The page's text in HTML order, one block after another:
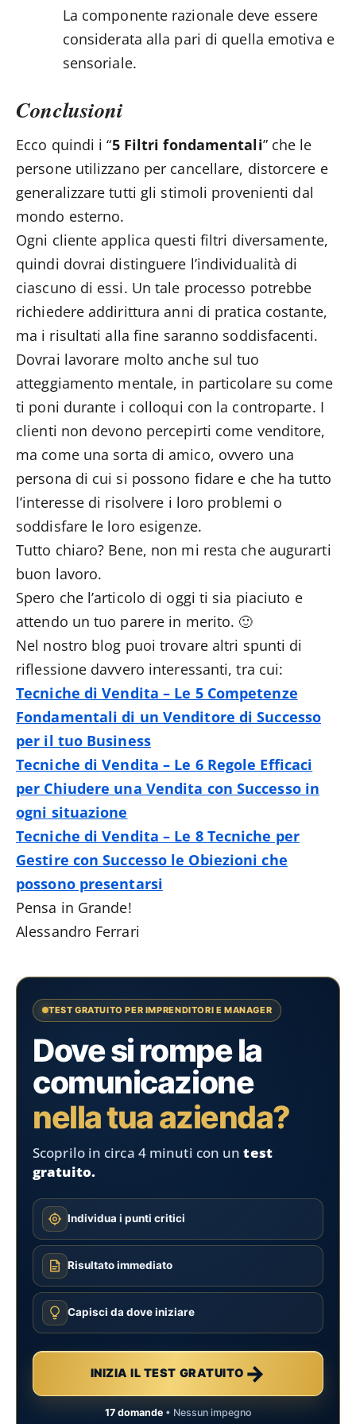
La componente razionale deve essere
considerata alla pari di quella emotiva e
sensoriale.
Conclusioni
Ecco quindi i “5 Filtri fondamentali” che le
persone utilizzano per cancellare, distorcere e
generalizzare tutti gli stimoli provenienti dal
mondo esterno.
Ogni cliente applica questi filtri diversamente,
quindi dovrai distinguere l’individualità di
ciascuno di essi. Un tale processo potrebbe
richiedere addirittura anni di pratica costante,
ma i risultati alla fine saranno soddisfacenti.
Dovrai lavorare molto anche sul tuo
atteggiamento mentale, in particolare su come
ti poni durante i colloqui con la controparte. I
clienti non devono percepirti come venditore,
ma come una sorta di amico, ovvero una
persona di cui si possono fidare e che ha tutto
l’interesse di risolvere i loro problemi o
soddisfare le loro esigenze.
Tutto chiaro? Bene, non mi resta che augurarti
buon lavoro.
Spero che l’articolo di oggi ti sia piaciuto e
attendo un tuo parere in merito. 🙂
Nel nostro blog puoi trovare altri spunti di
riflessione davvero interessanti, tra cui:
Tecniche di Vendita – Le 5 Competenze
Fondamentali di un Venditore di Successo
per il tuo Business
Tecniche di Vendita – Le 6 Regole Efficaci
per Chiudere una Vendita con Successo in
ogni situazione
Tecniche di Vendita – Le 8 Tecniche per
Gestire con Successo le Obiezioni che
possono presentarsi
Pensa in Grande!
Alessandro Ferrari
TEST GRATUITO PER IMPRENDITORI E MANAGER
Dove si rompe la
comunicazione
nella tua azienda?
Scoprilo in circa 4 minuti con untest
gratuito.
Individua i punti critici
Risultato immediato
Capisci da dove iniziare
INIZIA IL TEST GRATUITO →
17 domande• Nessun impegno